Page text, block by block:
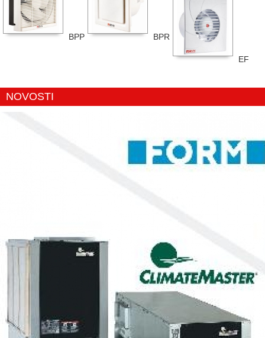
BPP BPR
EF
NOVOSTI